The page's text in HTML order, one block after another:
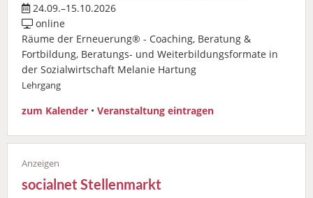
24.09.–15.10.2026
online
Räume der Erneuerung® - Coaching, Beratung &
Fortbildung, Beratungs- und Weiterbildungsformate in
der Sozialwirtschaft Melanie Hartung
Lehrgang
zum Kalender • Veranstaltung eintragen
socialnet Stellenmarkt